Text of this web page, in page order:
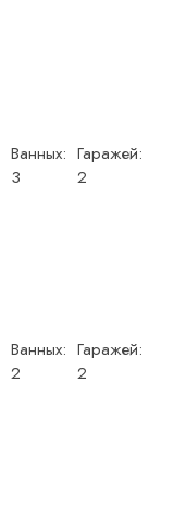
Ванных:
3
Гаражей:
2
Ванных:
2
Гаражей:
2